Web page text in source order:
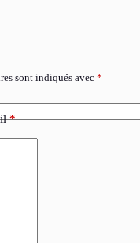
sont indiqués avec *
*